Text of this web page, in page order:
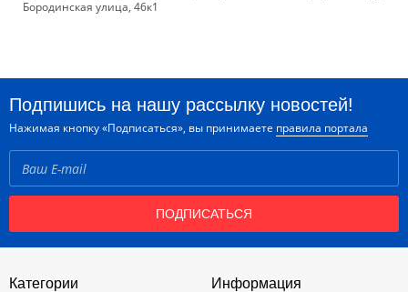
Бородинская улица, 46к1
Подпишись на нашу рассылку новостей!
Нажимая кнопку «Подписаться», вы принимаете правила портала
ПОДПИСАТЬСЯ
Категории Информация